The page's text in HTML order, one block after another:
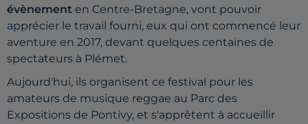
évènement en Centre-Bretagne, vont pouvoir
apprécier le travail fourni, eux qui ont commencé leur
aventure en 2017, devant quelques centaines de
spectateurs à Plémet.
Aujourd'hui, ils organisent ce festival pour les
amateurs de musique reggae au Parc des
Expositions de Pontivy, et s'apprêtent à accueillir